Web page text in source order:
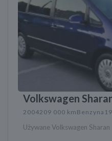
Volkswagen
2004209 000 km Benzyna
Używane Volkswagen Sharan